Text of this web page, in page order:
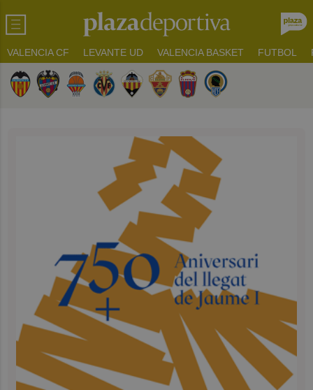
VALENCIA CF LEVANTE UD VALENCIA BASKET FUTBOL